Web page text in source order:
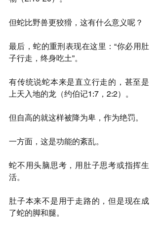
但蛇比野兽更狡猾，这有什么意义呢？
最后，蛇的重刑表现在这里：“你必用肚
子行走，终身吃土”。
有传统说蛇本来是直立行走的，甚至是
上天入地的龙（约伯记1:7，2:2）。
但自高的就这样被降为卑，作为绝罚。
一方面，这是功能的紊乱。
蛇不用头脑思考，用肚子思考或指挥生
活。
肚子本来不是用于走路的，但是现在成
了蛇的脚和腿。